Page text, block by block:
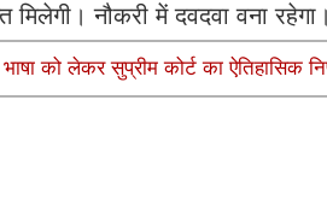
नौकरी में दवदवा वना रहेगा।
को लेकर सुप्रीम कोर्ट का ऐतिहासिक